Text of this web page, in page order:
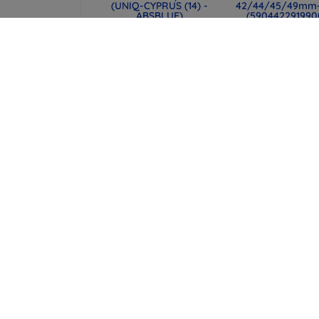
(UNIQ-CYPRUS (14) -
ABSBLUE)
42/44/45/